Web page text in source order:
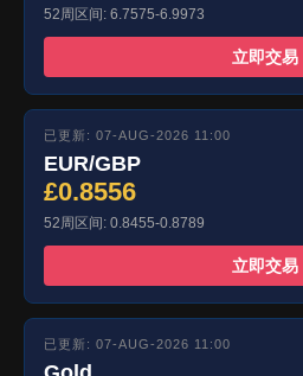
52周区间: 6.7575-6.9973
立即交易
已更新: 07-AUG-2026 11:00
EUR/GBP
£0.8556
52周区间: 0.8455-0.8789
立即交易
已更新: 07-AUG-2026 11:00